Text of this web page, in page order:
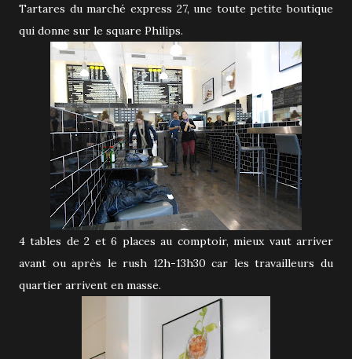
Tartares du marché express 27, une toute petite boutique
qui donne sur le square Philips.
4 tables de 2 et 6 places au comptoir, mieux vaut arriver
avant ou après le rush 12h-13h30 car les travailleurs du
quartier arrivent en masse.